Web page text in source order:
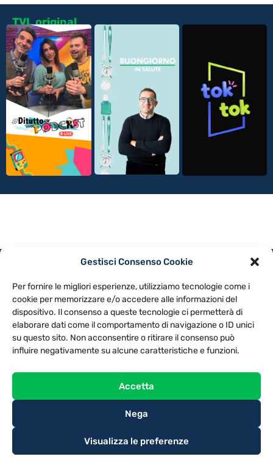
Gestisci Consenso Cookie
Per fornire le migliori esperienze, utilizziamo tecnologie come i
cookie per memorizzare e/o accedere alle informazioni del
dispositivo. Il consenso a queste tecnologie ci permetterà di
elaborare dati come il comportamento di navigazione o ID unici
su questo sito. Non acconsentire o ritirare il consenso può
influire negativamente su alcune caratteristiche e funzioni.
Accetta
Nega
Visualizza le preferenze
TVL original
NOTE LEGALI
CONTATTACI PREFERENZE
TV LIBERA S.P.A.
Via Monteleonese 95/21 – 51100 Pistoia (PT)
Tel. 0573.9136 / Fax 0573.913615